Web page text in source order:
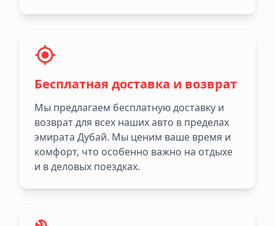
Бесплатная доставка и возврат
Мы предлагаем бесплатную доставку и
возврат для всех наших авто в пределах
эмирата Дубай. Мы ценим ваше время и
комфорт, что особенно важно на отдыхе
и в деловых поездках.